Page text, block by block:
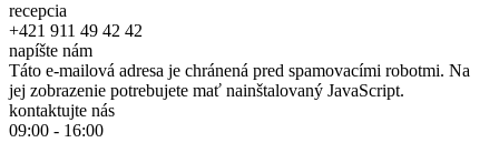
recepcia
+421 911 49 42 42
napíšte nám
Táto e-mailová adresa je chránená pred spamovacími robotmi. Na
jej zobrazenie potrebujete mať nainštalovaný JavaScript.
kontaktujte nás
09:00 - 16:00